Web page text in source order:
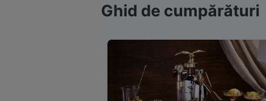
Ghid de cumpărături